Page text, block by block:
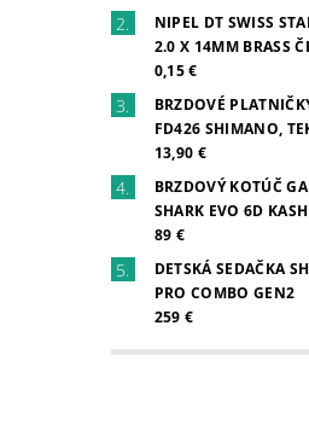
NIPEL DT SWISS
2.0 X 14MM BRASS
0,15 €
BRZDOVÉ
FD426 SHIMANO,
13,90 €
BRZDOVÝ KOTÚČ
SHARK EVO 6D
89 €
DETSKÁ SEDAČKA
PRO COMBO GEN2
259 €